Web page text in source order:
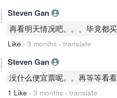
1.85（关键）
1.75
操作层结论（只讲可执行）
❌ 不建议
现在追2.00附近
（盈亏比差）
✅ 可做两种策略
1）突破跟随（趋势派）
Steven Gan
再看明天情况吧。。。毕竟都
Like · 3 months · translate
Steven Gan
没什么便宜票呢。。再等等看
1 Like · 3 months · translate